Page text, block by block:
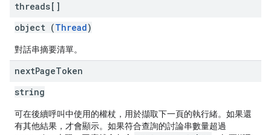
threads[]
object (Thread)
對話串摘要清單。
nextPageToken
string
可在後續呼叫中使用的權杖，用於擷取下一頁的執行緒。如果還
有其他結果，才會顯示。如果符合查詢的討論串數量超過